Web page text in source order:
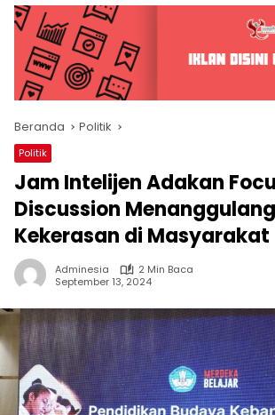
Beranda Politik
Politik
Jam Intelijen Adakan
Discussion
Kekerasan di Masyarakat
Adminesia
2 Min Baca
September 13, 2024